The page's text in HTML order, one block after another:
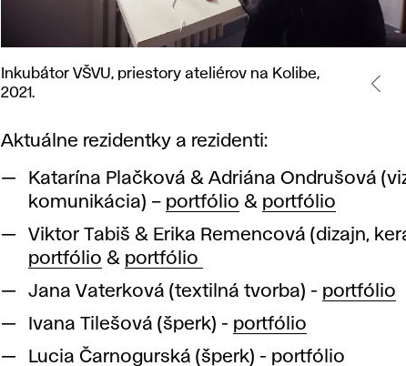
VŠVU,
ateliérov
Kolibe,
2021.
Inkubátor VŠVU, priestory ateliérov na Kolibe,
2021.
Aktuálne rezidentky a rezidenti:
Katarína Plačková & Adriána Ondrušová
komunikácia) – portfólio & portfólio
Viktor Tabiš & Erika Remencová (dizajn,
portfólio & portfólio
Jana Vaterková (textilná tvorba) - portfólio
Ivana Tilešová (šperk) - portfólio
Lucia Čarnogurská (šperk) - portfólio